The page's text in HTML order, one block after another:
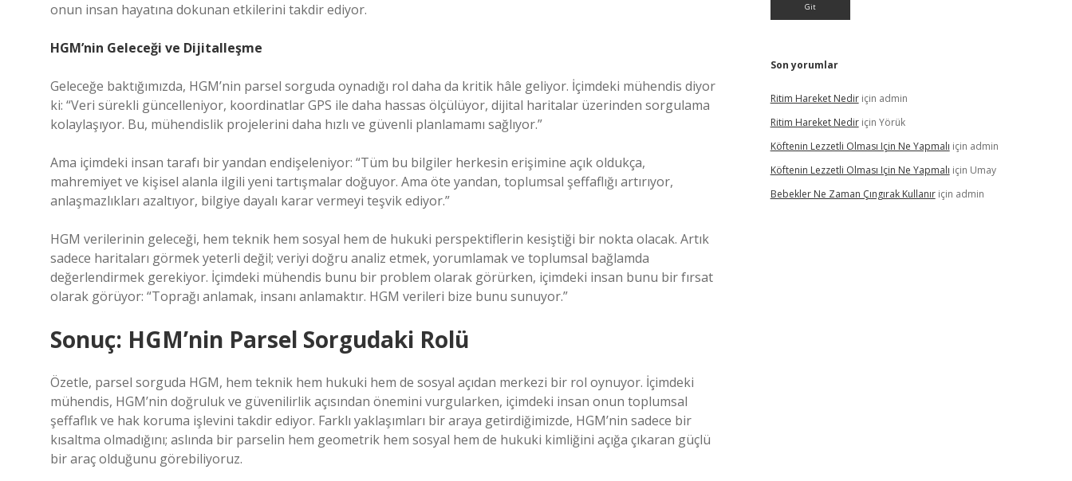
onun insan hayatına dokunan etkilerini takdir ediyor.
HGM’nin Geleceği ve Dijitalleşme
Geleceğe baktığımızda, HGM’nin parsel sorguda oynadığı rol daha da kritik hâle geliyor. İçimdeki mühendis diyor
ki: “Veri sürekli güncelleniyor, koordinatlar GPS ile daha hassas ölçülüyor, dijital haritalar üzerinden sorgulama
kolaylaşıyor. Bu, mühendislik projelerini daha hızlı ve güvenli planlamamı sağlıyor.”
Ama içimdeki insan tarafı bir yandan endişeleniyor: “Tüm bu bilgiler herkesin erişimine açık oldukça,
mahremiyet ve kişisel alanla ilgili yeni tartışmalar doğuyor. Ama öte yandan, toplumsal şeffaflığı artırıyor,
anlaşmazlıkları azaltıyor, bilgiye dayalı karar vermeyi teşvik ediyor.”
HGM verilerinin geleceği, hem teknik hem sosyal hem de hukuki perspektiflerin kesiştiği bir nokta olacak. Artık
sadece haritaları görmek yeterli değil; veriyi doğru analiz etmek, yorumlamak ve toplumsal bağlamda
değerlendirmek gerekiyor. İçimdeki mühendis bunu bir problem olarak görürken, içimdeki insan bunu bir fırsat
olarak görüyor: “Toprağı anlamak, insanı anlamaktır. HGM verileri bize bunu sunuyor.”
Sonuç: HGM’nin Parsel Sorgudaki Rolü
Özetle, parsel sorguda HGM, hem teknik hem hukuki hem de sosyal açıdan merkezi bir rol oynuyor. İçimdeki
mühendis, HGM’nin doğruluk ve güvenilirlik açısından önemini vurgularken, içimdeki insan onun toplumsal
şeffaflık ve hak koruma işlevini takdir ediyor. Farklı yaklaşımları bir araya getirdiğimizde, HGM’nin sadece bir
kısaltma olmadığını; aslında bir parselin hem geometrik hem sosyal hem de hukuki kimliğini açığa çıkaran güçlü
bir araç olduğunu görebiliyoruz.
Son yorumlar
Ritim Hareket Nediriçin admin
Ritim Hareket Nediriçin Yörük
Köftenin Lezzetli Olması Için Ne Yapmalı için admin
Köftenin Lezzetli Olması Için Ne Yapmalı için Umay
Bebekler Ne Zaman Çıngırak Kullanıriçin admin